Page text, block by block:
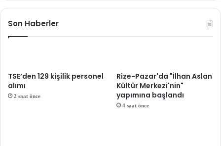
Son Haberler
TSE’den 129 kişilik personel
alımı
2 saat önce
Rize-Pazar'da "İlhan Aslan
Kültür Merkezi'nin"
yapımına başlandı
4 saat önce